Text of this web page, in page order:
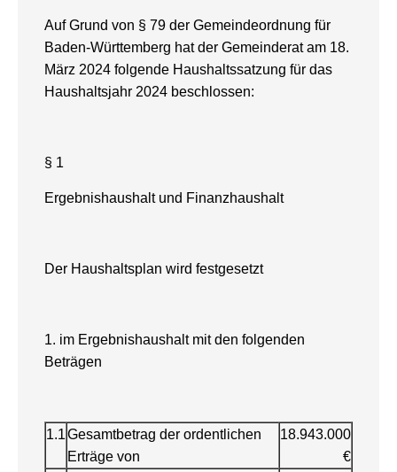
Auf Grund von § 79 der Gemeindeordnung für
Baden-Württemberg hat der Gemeinderat am 18.
März 2024 folgende Haushaltssatzung für das
Haushaltsjahr 2024 beschlossen:
§ 1
Ergebnishaushalt und Finanzhaushalt
Der Haushaltsplan wird festgesetzt
1. im Ergebnishaushalt mit den folgenden
Beträgen
1.1Gesamtbetrag der ordentlichen
Erträge von
18.943.000
€